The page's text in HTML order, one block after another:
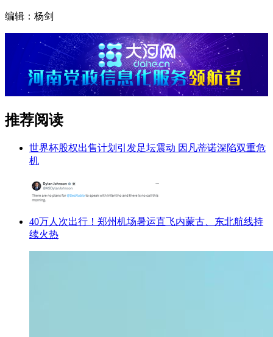
编辑：杨剑
推荐阅读
世界杯股权出售计划引发足坛震动 因凡蒂诺深陷双重危
机
40万人次出行！郑州机场暑运直飞内蒙古、东北航线持
续火热